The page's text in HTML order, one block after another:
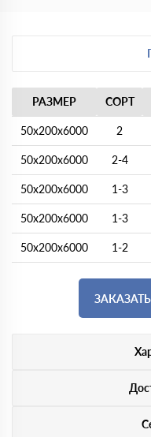
РАЗМЕР СОРТ
50х200х6000 2
50х200х6000 2-4
50х200х6000 1-3
50х200х6000 1-3
50х200х6000 1-2